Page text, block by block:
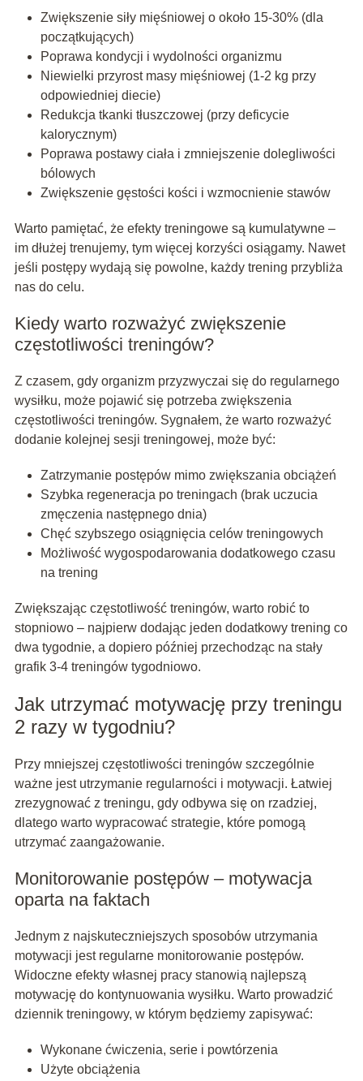
Zwiększenie siły mięśniowej o około 15-30% (dla
początkujących)
Poprawa kondycji i wydolności organizmu
Niewielki przyrost masy mięśniowej (1-2 kg przy
odpowiedniej diecie)
Redukcja tkanki tłuszczowej (przy deficycie
kalorycznym)
Poprawa postawy ciała i zmniejszenie dolegliwości
bólowych
Zwiększenie gęstości kości i wzmocnienie stawów
Warto pamiętać, że efekty treningowe są kumulatywne –
im dłużej trenujemy, tym więcej korzyści osiągamy. Nawet
jeśli postępy wydają się powolne, każdy trening przybliża
nas do celu.
Kiedy warto rozważyć zwiększenie
częstotliwości treningów?
Z czasem, gdy organizm przyzwyczai się do regularnego
wysiłku, może pojawić się potrzeba zwiększenia
częstotliwości treningów. Sygnałem, że warto rozważyć
dodanie kolejnej sesji treningowej, może być:
Zatrzymanie postępów mimo zwiększania obciążeń
Szybka regeneracja po treningach (brak uczucia
zmęczenia następnego dnia)
Chęć szybszego osiągnięcia celów treningowych
Możliwość wygospodarowania dodatkowego czasu
na trening
Zwiększając częstotliwość treningów, warto robić to
stopniowo – najpierw dodając jeden dodatkowy trening co
dwa tygodnie, a dopiero później przechodząc na stały
grafik 3-4 treningów tygodniowo.
Jak utrzymać motywację przy treningu
2 razy w tygodniu?
Przy mniejszej częstotliwości treningów szczególnie
ważne jest utrzymanie regularności i motywacji. Łatwiej
zrezygnować z treningu, gdy odbywa się on rzadziej,
dlatego warto wypracować strategie, które pomogą
utrzymać zaangażowanie.
Monitorowanie postępów – motywacja
oparta na faktach
Jednym z najskuteczniejszych sposobów utrzymania
motywacji jest regularne monitorowanie postępów.
Widoczne efekty własnej pracy stanowią najlepszą
motywację do kontynuowania wysiłku. Warto prowadzić
dziennik treningowy, w którym będziemy zapisywać:
Wykonane ćwiczenia, serie i powtórzenia
Użyte obciążenia